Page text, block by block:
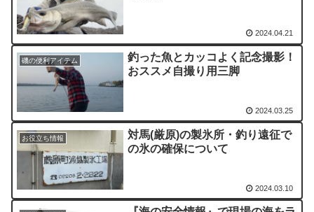
2024.04.21
磯の便利アイテム
釣った魚とカッコよく記念撮影！
おススメ自撮り用三脚
2024.03.25
お役立ち情報
対馬(厳原)の製氷所・釣り遠征で
の氷の確保について
2024.03.10